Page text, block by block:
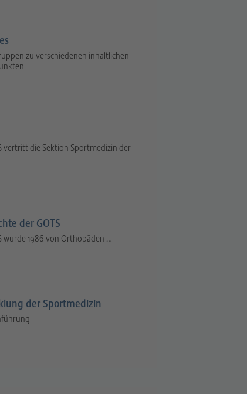
zu verschiedenen inhaltlichen
vertritt die Sektion Sportmedizin der
der GOTS
wurde 1986 von Orthopäden …
der Sportmedizin